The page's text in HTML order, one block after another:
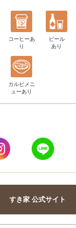
コーヒーあ
り
ビール
あり
カルビメニ
ューあり
すき家 公式サイト